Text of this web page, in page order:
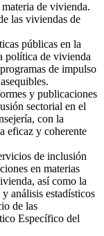
de vivienda.
las viviendas de
públicas en la
política de vivienda
de impulso
y publicaciones
sectorial en el
con la
eficaz y coherente
de inclusión
en materias
así como la
análisis estadísticos
de las
Específico del